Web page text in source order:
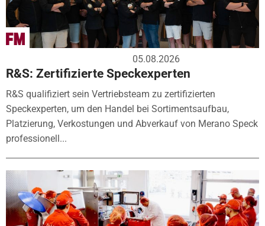
05.08.2026
R&S: Zertifizierte Speckexperten
R&S qualifiziert sein Vertriebsteam zu zertifizierten
Speckexperten, um den Handel bei Sortimentsaufbau,
Platzierung, Verkostungen und Abverkauf von Merano Speck
professionell...